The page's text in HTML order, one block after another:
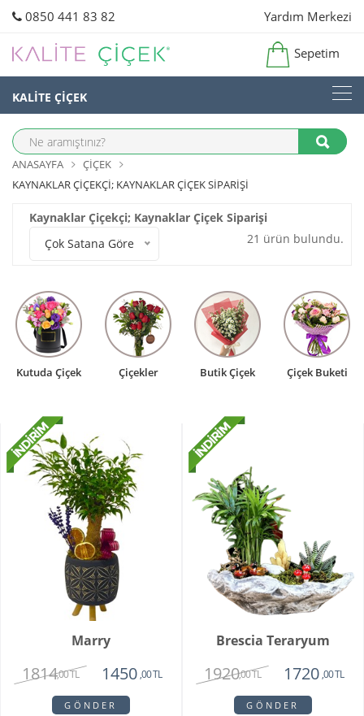
0850 441 83 82 Yardım Merkezi
Sepetim
KALİTE ÇİÇEK
ANASAYFA
ÇIÇEK
KAYNAKLAR ÇIÇEKÇI; KAYNAKLAR ÇIÇEK SIPARIŞI
Kaynaklar Çiçekçi; Kaynaklar Çiçek Siparişi
Çok Satana Göre
21 ürün bulundu.
Kutuda Çiçek Çiçekler Butik Çiçek Çiçek Buketi
Marry
1814,00 TL 1450 ,00 TL
GÖNDER
Brescia Teraryum
1920,00 TL 1720 ,00 TL
GÖNDER